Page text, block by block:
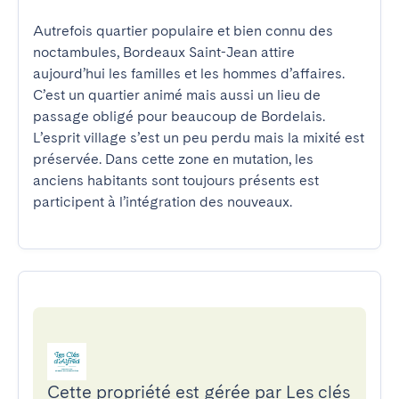
Autrefois quartier populaire et bien connu des
noctambules, Bordeaux Saint-Jean attire
aujourd’hui les familles et les hommes d’affaires.
C’est un quartier animé mais aussi un lieu de
passage obligé pour beaucoup de Bordelais.
L’esprit village s’est un peu perdu mais la mixité est
préservée. Dans cette zone en mutation, les
anciens habitants sont toujours présents est
participent à l’intégration des nouveaux.
Cette propriété est gérée par Les clés